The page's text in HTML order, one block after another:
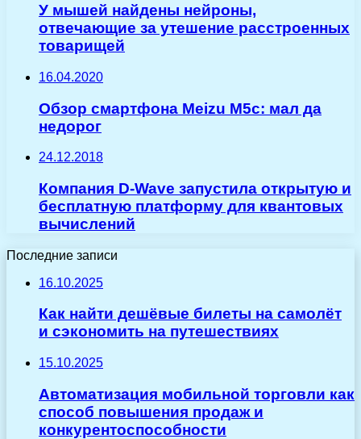
У мышей найдены нейроны,
отвечающие за утешение расстроенных
товарищей
16.04.2020
Обзор смартфона Meizu M5c: мал да
недорог
24.12.2018
Компания D-Wave запустила открытую и
бесплатную платформу для квантовых
вычислений
Последние записи
16.10.2025
Как найти дешёвые билеты на самолёт
и сэкономить на путешествиях
15.10.2025
Автоматизация мобильной торговли как
способ повышения продаж и
конкурентоспособности